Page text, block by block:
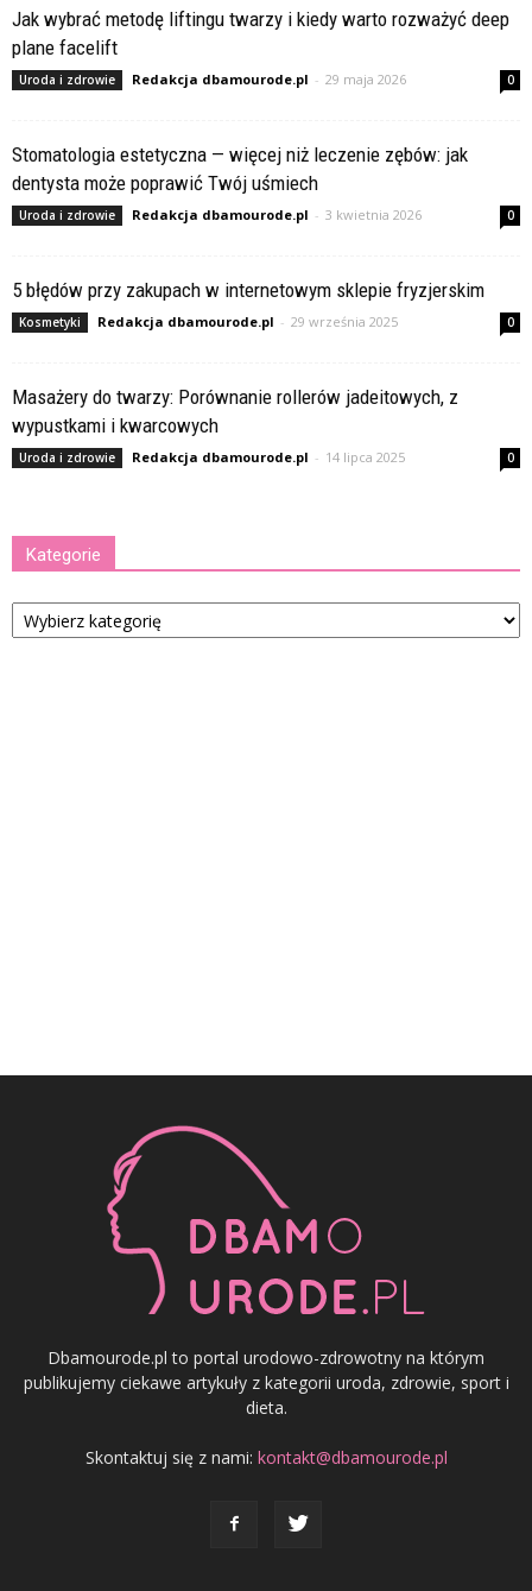
Jak wybrać metodę liftingu twarzy i kiedy warto rozważyć deep
plane facelift
Uroda i zdrowie Redakcja dbamourode.pl - 29 maja 2026 0
Stomatologia estetyczna — więcej niż leczenie zębów: jak
dentysta może poprawić Twój uśmiech
Uroda i zdrowie Redakcja dbamourode.pl - 3 kwietnia 2026 0
5 błędów przy zakupach w internetowym sklepie fryzjerskim
Kosmetyki Redakcja dbamourode.pl - 29 września 2025 0
Masażery do twarzy: Porównanie rollerów jadeitowych, z
wypustkami i kwarcowych
Uroda i zdrowie Redakcja dbamourode.pl - 14 lipca 2025 0
Kategorie
Kategorie
Dbamourode.pl to portal urodowo-zdrowotny na którym
publikujemy ciekawe artykuły z kategorii uroda, zdrowie, sport i
dieta.
Skontaktuj się z nami: kontakt@dbamourode.pl